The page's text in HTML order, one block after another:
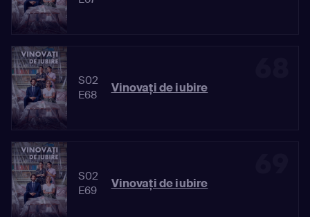
S02
E68
Vinovaţi de iubire
S02
E69
Vinovaţi de iubire